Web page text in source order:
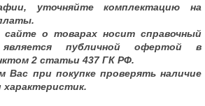
уточняйте комплектацию на
о товарах носит справочный
публичной офертой в
2 статьи 437 ГК РФ.
Вас при покупке проверять наличие